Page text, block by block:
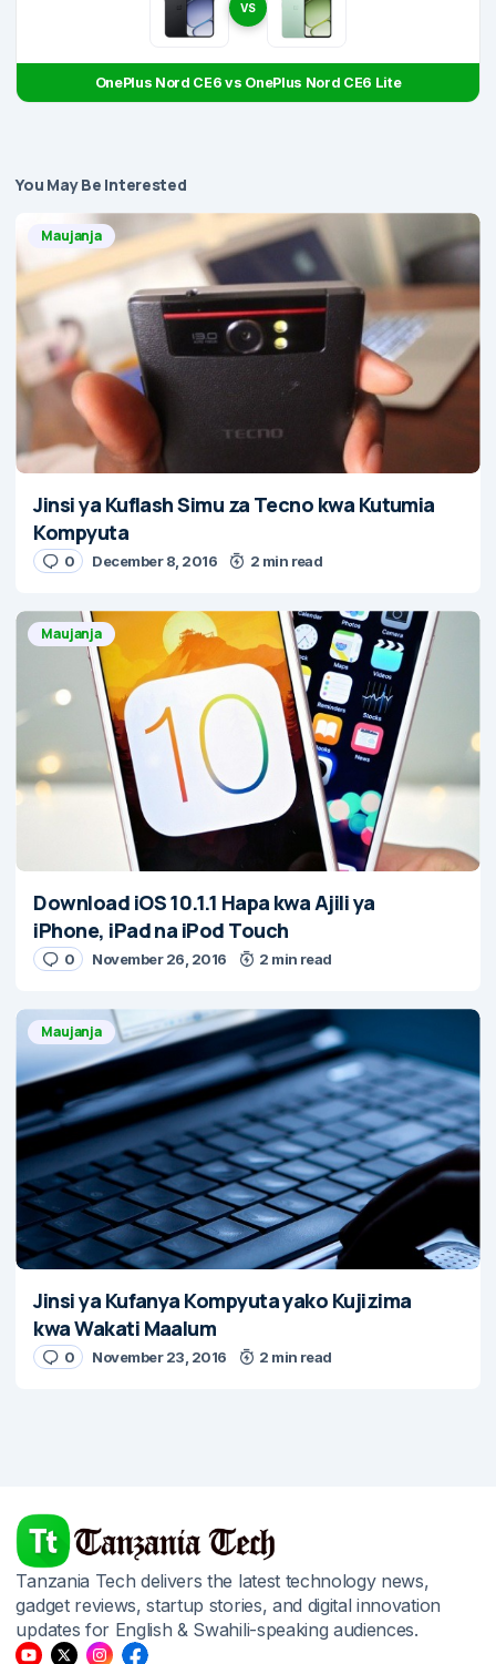
VS
OnePlus Nord CE6 vs OnePlus Nord CE6 Lite
You May Be Interested
Maujanja
Jinsi ya Kuflash Simu za Tecno kwa Kutumia
Kompyuta
0 December 8, 2016 2 min read
Maujanja
Download iOS 10.1.1 Hapa kwa Ajili ya
iPhone, iPad na iPod Touch
0 November 26, 2016 2 min read
Maujanja
Jinsi ya Kufanya Kompyuta yako Kujizima
kwa Wakati Maalum
0 November 23, 2016 2 min read
Tanzania Tech delivers the latest technology news,
gadget reviews, startup stories, and digital innovation
updates for English & Swahili-speaking audiences.